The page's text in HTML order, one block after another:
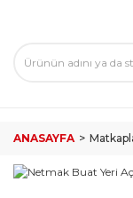
ANASAYFA